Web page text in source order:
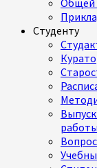
Общей
Студенту
работы